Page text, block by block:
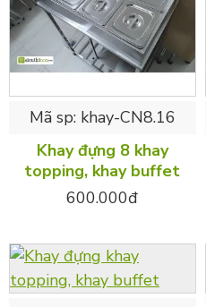
Mã sp: khay-CN8.16
Khay đựng 8 khay
topping, khay buffet
600.000đ